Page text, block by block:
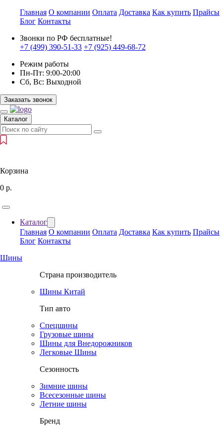
Главная О компании Оплата Доставка Как купить Прайсы
Блог Контакты
Звонки по РФ бесплатные!
+7 (499) 390-51-33 +7 (925) 449-68-72
Режим работы
Пн-Пт: 9:00-20:00
Сб, Вс: Выходной
Заказать звонок
Каталог
Корзина
0 р.
Каталог
Главная О компании Оплата Доставка Как купить Прайсы
Блог Контакты
Шины
Страна производитель
Шины Китай
Тип авто
Спецшины
Грузовые шины
Шины для Внедорожников
Легковые Шины
Сезонность
Зимние шины
Всесезонные шины
Летние шины
Бренд